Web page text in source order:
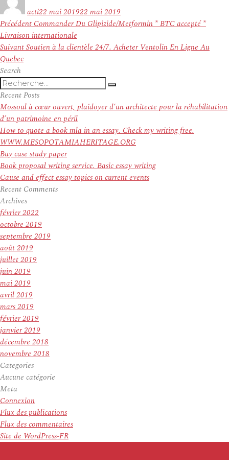
actile
22 mai 201922 mai 2019
Navigation
de
l’article
Précédent Article
précédent :
Commander Du Glipizide/Metformin * BTC accepté *
Livraison internationale
SuivantArticle
Soutien à la clientèle 24/7. Acheter Ventolin En Ligne Au
Quebec
Search
Recherche
pour
:
Recherche
Recent Posts
Mossoul à cœur ouvert, plaidoyer d’un architecte pour la réhabilitation
d’un patrimoine en péril
How to quote a book mla in an essay. Check my writing free.
WWW.MESOPOTAMIAHERITAGE.ORG
Buy case study paper
Book proposal writing service. Basic essay writing
Cause and effect essay topics on current events
Recent Comments
Archives
février 2022
octobre 2019
septembre 2019
août 2019
juillet 2019
juin 2019
mai 2019
avril 2019
mars 2019
février 2019
janvier 2019
décembre 2018
novembre 2018
Categories
Aucune catégorie
Meta
Connexion
Flux des publications
Flux des commentaires
Site de WordPress-FR